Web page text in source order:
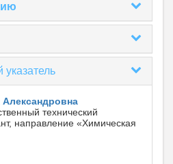
указатель
технический
направление «Химическая